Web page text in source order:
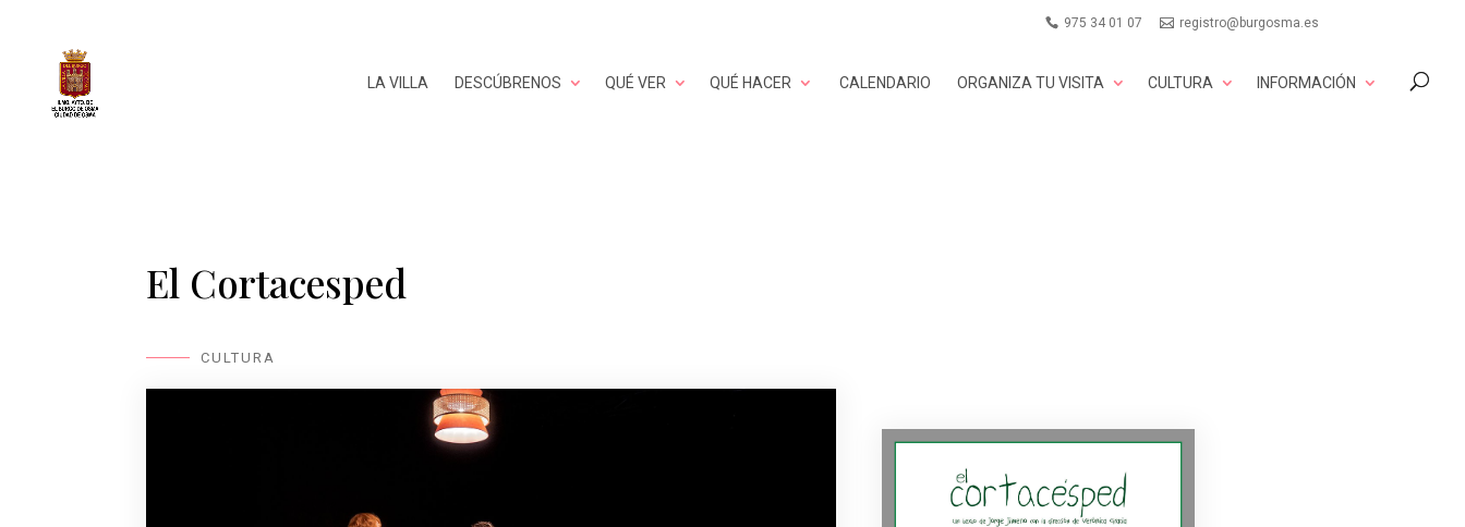
975 34 01 07 registro@burgosma.es
LA VILLA DESCÚBRENOS QUÉ VER QUÉ HACER CALENDARIO ORGANIZA TU VISITA CULTURA INFORMACIÓN
El Cortacesped
CULTURA